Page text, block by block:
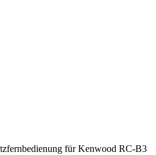
für Kenwood RC-B3